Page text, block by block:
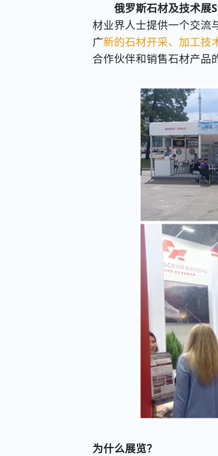
俄罗斯石材及技术展
材业界人士提供一个交流
广新的石材开采、加工技
合作伙伴和销售石材产品
为什么展览？